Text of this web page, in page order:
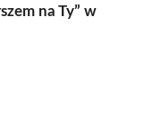
na Ty” w